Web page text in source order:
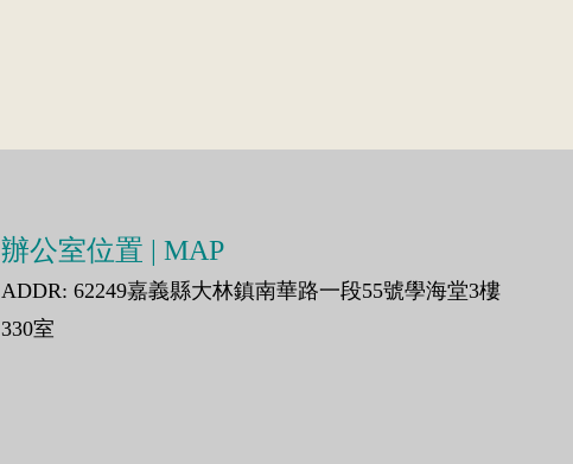
辦公室位置 | MAP
ADDR: 62249嘉義縣大林鎮南華路一段55號學海堂3樓
330室